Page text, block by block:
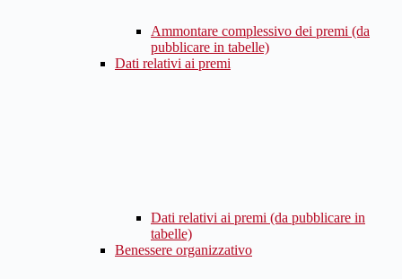
Ammontare complessivo dei premi (da
pubblicare in tabelle)
Dati relativi ai premi
Dati relativi ai premi (da pubblicare in
tabelle)
Benessere organizzativo